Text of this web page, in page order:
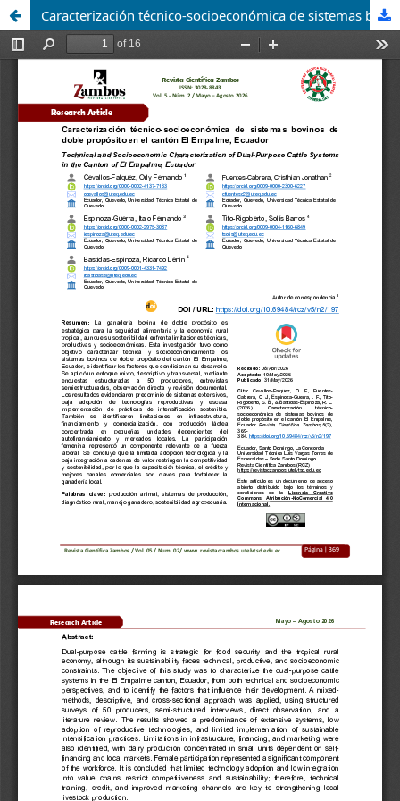
Caracterización técnico-socioeconómica de sistemas bovinos de doble propósito en el cantón El Empalme, Ecuador